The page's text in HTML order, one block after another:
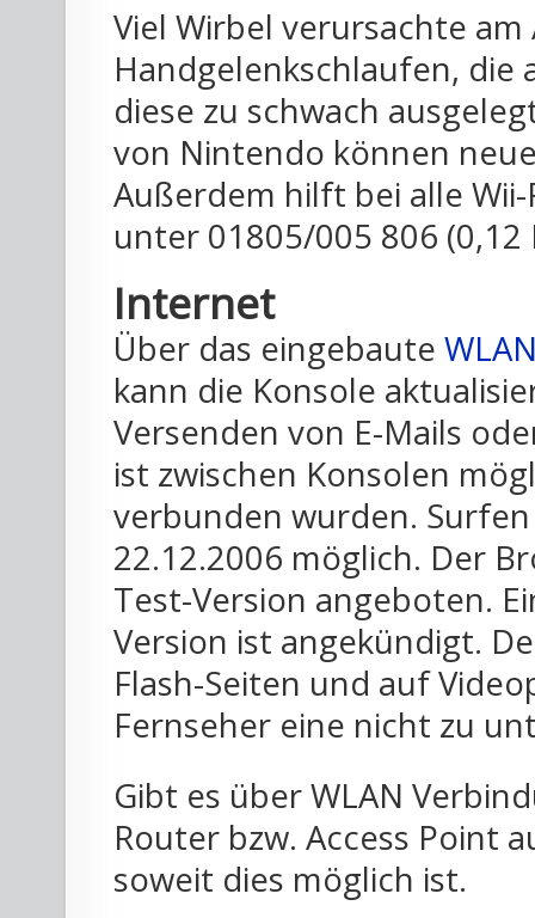
Viel Wirbel verursachte
Handgelenkschlaufen, die
diese zu schwach
von Nintendo können
Außerdem hilft bei alle
unter 01805/005 806
Internet
Über das eingebaute
kann die Konsole
Versenden von E-Mails
ist zwischen Konsolen
verbunden wurden.
22.12.2006 möglich. Der
Test-Version angeboten.
Version ist angekündigt.
Flash-Seiten und auf
Fernseher eine nicht zu
Gibt es über WLAN
Router bzw. Access Point
soweit dies möglich ist.